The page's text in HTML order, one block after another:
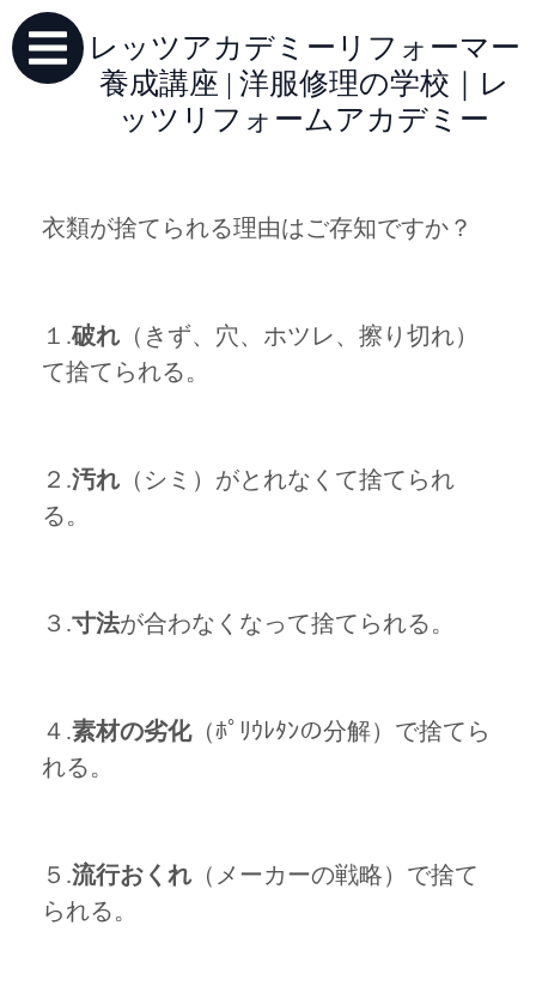
レッツアカデミーリフォーマー
養成講座 | 洋服修理の学校｜レ
ッツリフォームアカデミー
衣類が捨てられる理由はご存知ですか？
１.破れ （きず、穴、ホツレ、擦り切れ）
て捨てられる。
２.汚れ （シミ）がとれなくて捨てられ
る。
３.寸法が合わなくなって捨てられる。
４.素材の劣化（ﾎﾟﾘｳﾚﾀﾝの分解）で捨てら
れる。
５.流行おくれ （メーカーの戦略）で捨て
られる。